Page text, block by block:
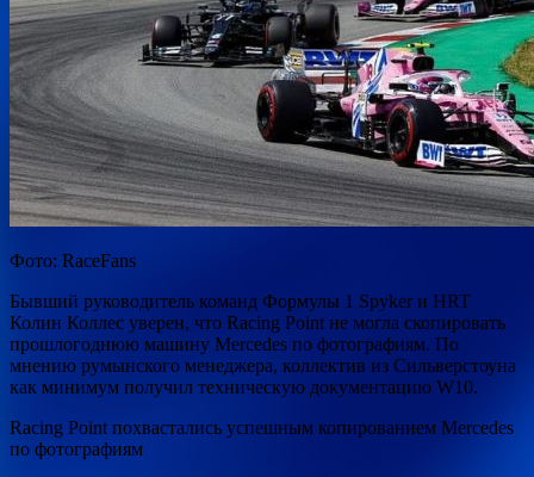
Фото: RaceFans
Бывший руководитель команд Формулы 1 Spyker и HRT
Колин Коллес уверен, что Racing Point не могла скопировать
прошлогоднюю машину Mercedes по фотографиям. По
мнению румынского менеджера, коллектив из Сильверстоуна
как минимум получил техническую документацию W10.
Racing Point похвастались успешным копированием Mercedes
по фотографиям